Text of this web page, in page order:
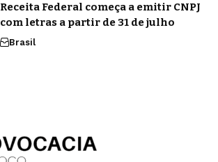
Receita Federal começa a emitir CNPJ
com letras a partir de 31 de julho
Brasil